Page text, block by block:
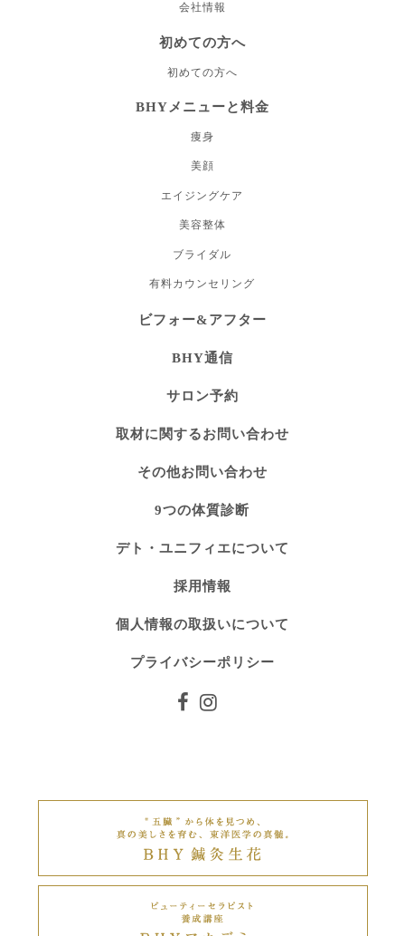
会社情報
初めての方へ
初めての方へ
BHYメニューと料金
痩身
美顔
エイジングケア
美容整体
ブライダル
有料カウンセリング
ビフォー&アフター
BHY通信
サロン予約
取材に関するお問い合わせ
その他お問い合わせ
9つの体質診断
デト・ユニフィエについて
採用情報
個人情報の取扱いについて
プライバシーポリシー